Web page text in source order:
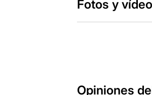
Fotos y
Opiniones